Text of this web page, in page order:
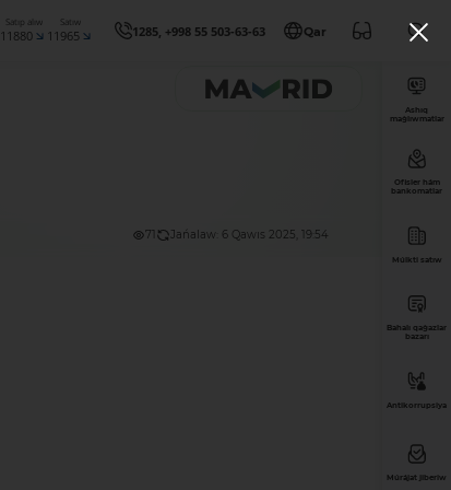
Satıp alıw
11880
Satıw
11965 1285, +998 55 503-63-63 Qar
71 Jańalaw: 6 Qawıs 2025, 19:54
Ashıq
maǵlıwmatlar
Ofisler hám
bankomatlar
Múlkti satıw
Bahalı qaǵazlar
bazarı
Antikorrupsiya
Múrájat jiberiw